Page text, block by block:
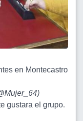
en Montecastro
)
gustara el grupo.